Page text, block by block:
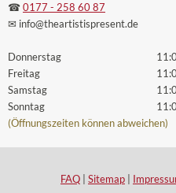
☎ 0177 - 258 60 87
✉ info@theartistispresent.de
Donnerstag
Freitag
Samstag
Sonntag
(Öffnungszeiten können abweichen)
FAQ Sitemap